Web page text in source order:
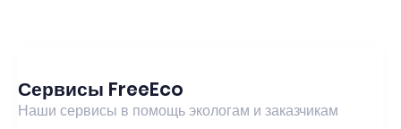
Сервисы FreeEco
Наши сервисы в помощь экологам и заказчикам